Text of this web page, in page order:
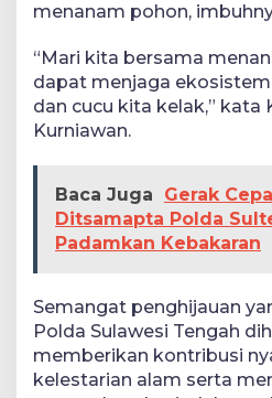
menanam pohon,
“Mari kita bersama
dapat menjaga
dan cucu kita kelak,” kata
Kurniawan.
Baca Juga
Gerak
Ditsamapta Polda
Padamkan Kebakaran
Semangat penghijauan
Polda Sulawesi Tengah
memberikan kontribusi
kelestarian alam serta